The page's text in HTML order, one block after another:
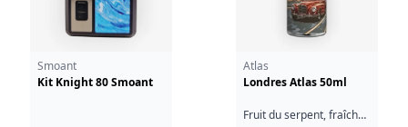
Smoant
Kit Knight 80 Smoant
Atlas
Londres Atlas 50ml
Fruit du serpent, fraîcheur